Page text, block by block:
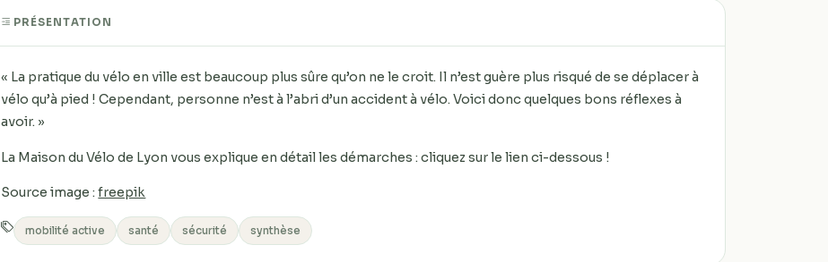
PRÉSENTATION
« La pratique du vélo en ville est beaucoup plus sûre qu’on ne le croit. Il n’est guère plus risqué de se déplacer à
vélo qu’à pied ! Cependant, personne n’est à l’abri d’un accident à vélo. Voici donc quelques bons réflexes à
avoir. »
La Maison du Vélo de Lyon vous explique en détail les démarches : cliquez sur le lien ci-dessous !
Source image :freepik
mobilité active santé sécurité synthèse